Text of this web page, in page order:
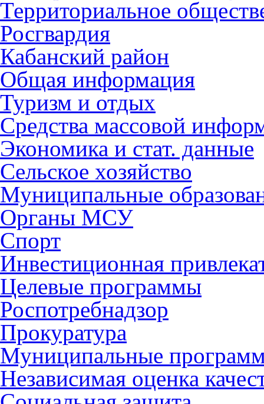
Территориальное
Росгвардия
Кабанский район
Общая информация
Туризм и отдых
Средства массовой
Экономика и стат. данные
Сельское хозяйство
Муниципальные
Органы МСУ
Спорт
Инвестиционная
Целевые программы
Роспотребнадзор
Прокуратура
Муниципальные
Независимая оценка